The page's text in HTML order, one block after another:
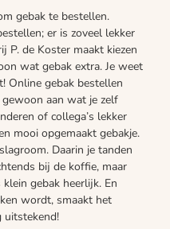
gebak te bestellen.
er is zoveel lekker
P. de Koster maakt kiezen
wat gebak extra. Je weet
Online gebak bestellen
aan wat je zelf
of collega’s lekker
mooi opgemaakt gebakje.
Daarin je tanden
bij de koffie, maar
klein gebak heerlijk. En
wordt, smaakt het
uitstekend!